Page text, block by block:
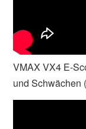
VMAX VX4 E-
und Schwächen